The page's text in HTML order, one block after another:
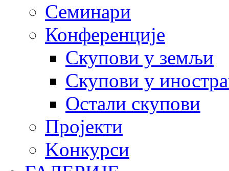
Семинари
Конференције
Скупови у земљи
Скупови у
Остали скупови
Пројекти
Koнкурси